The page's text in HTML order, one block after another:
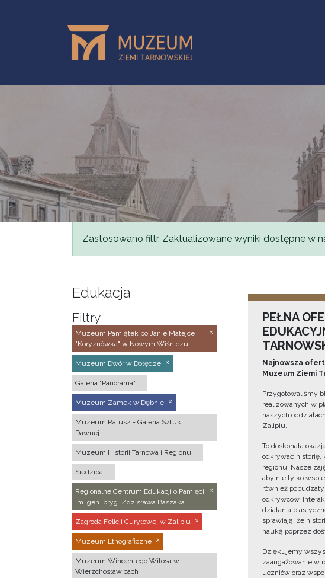
Komunikat
Zastosowano filtr. Zaktualizowane wyniki dostępne w
Edukacja
Filtry
Muzeum Pamiątek po Janie Matejce
"Koryznówka" w Nowym Wiśniczu
Muzeum Dwór w Dołędze
Galeria "Panorama"
Muzeum Zamek w Dębnie
Muzeum Ratusz - Galeria Sztuki
Dawnej
Muzeum Historii Tarnowa i Regionu
Siedziba
Regionalne Centrum Edukacji o Pamięci
im. gen. bryg. Zdzisława Baszaka
Zagroda Felicji Curyłowej w Zalipiu
Muzeum Etnograficzne
Muzeum Wincentego Witosa w
Wierzchosławicach
PEŁNA
Najnowsza
Muzeum Ziemi
Przygotowaliśmy
realizowanych w
naszych
Zalipiu.
To doskonała
odkrywać historię,
regionu. Nasze
aby nie tylko
również
odkrywców.
działania
sprawiają, że
nauką poprzez
Dziękujemy
zaangażowanie w
uczniów oraz